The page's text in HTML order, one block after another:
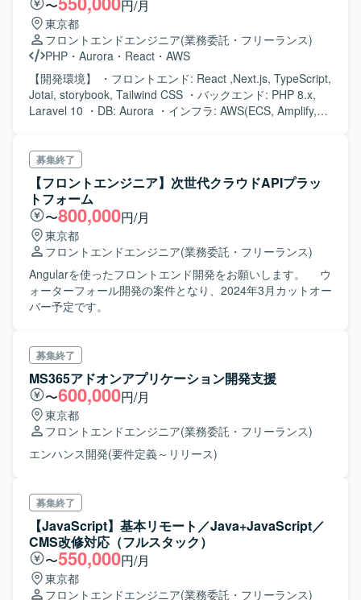
〜 円/月
東京都
フロントエンドエンジニア(業務委託・フリーランス)
PHP ・ Aurora ・ React ・ AWS
【開発環境】 ・フロントエンド: React ,Next.js, TypeScript,
Jotai, storybook, Tailwind CSS ・バックエンド: PHP 8.x,
Laravel 10 ・DB: Aurora ・インフラ: AWS(ECS, Amplify,
募集終了
【フロントエンジニア】次世代クラウドAPIプラッ
トフォーム
〜800,000円/月
東京都
フロントエンドエンジニア(業務委託・フリーランス)
Angularを使ったフロントエンド開発をお願いします。 ウ
ォーターフォール開発の案件となり、2024年3月カットオー
バー予定です。
募集終了
MS365アドオンアプリケーション開発支援
〜600,000円/月
東京都
フロントエンドエンジニア(業務委託・フリーランス)
エンハンス開発(要件定義～リリース)
募集終了
【JavaScript】基本リモート／Java+JavaScript／
CMS改修対応（フルスタック）
〜550,000円/月
東京都
フロントエンドエンジニア(業務委託・フリーランス)